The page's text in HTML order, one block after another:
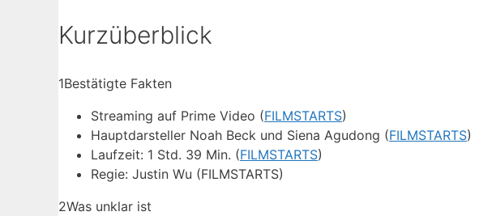
Kurzüberblick
1Bestätigte Fakten
Streaming auf Prime Video (FILMSTARTS)
Hauptdarsteller Noah Beck und Siena Agudong (FILMSTARTS)
Laufzeit: 1 Std. 39 Min. (FILMSTARTS)
Regie: Justin Wu (FILMSTARTS)
2Was unklar ist